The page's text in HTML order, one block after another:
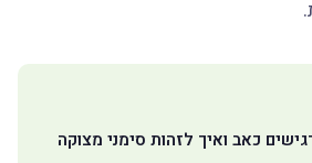
כאב ואיך לזהות סימני מצוקה